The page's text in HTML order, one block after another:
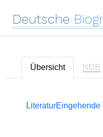
Deutsche
Übersicht NDB
LiteraturEingehende